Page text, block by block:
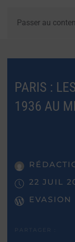
Passer au
PARIS :
1936 AU
22 JUIL
EVASION